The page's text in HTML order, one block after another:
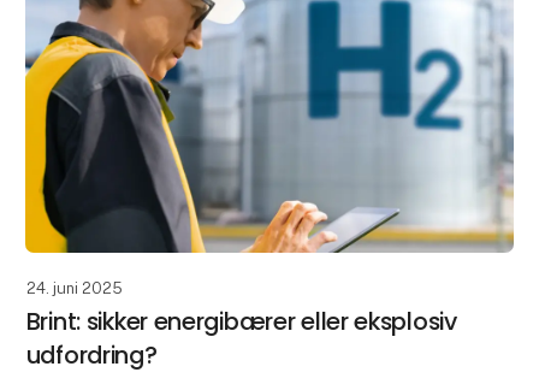
24. juni 2025
Brint: sikker energibærer eller eksplosiv
udfordring?